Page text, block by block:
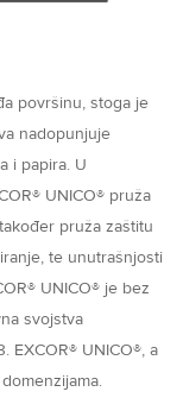
površinu, stoga je
nadopunjuje
i papira. U
UNICO® pruža
pruža zaštitu
te unutrašnjosti
UNICO® je bez
svojstva
EXCOR® UNICO®, a